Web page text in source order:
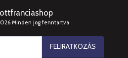
Minden jog fenntartva
FELIRATKOZÁS